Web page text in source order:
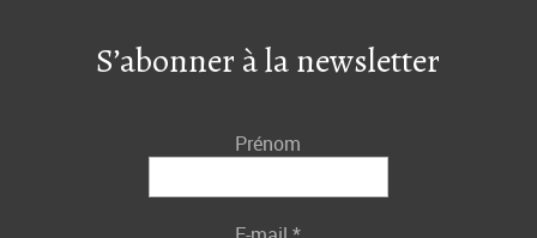
S’abonner à la newsletter
Prénom